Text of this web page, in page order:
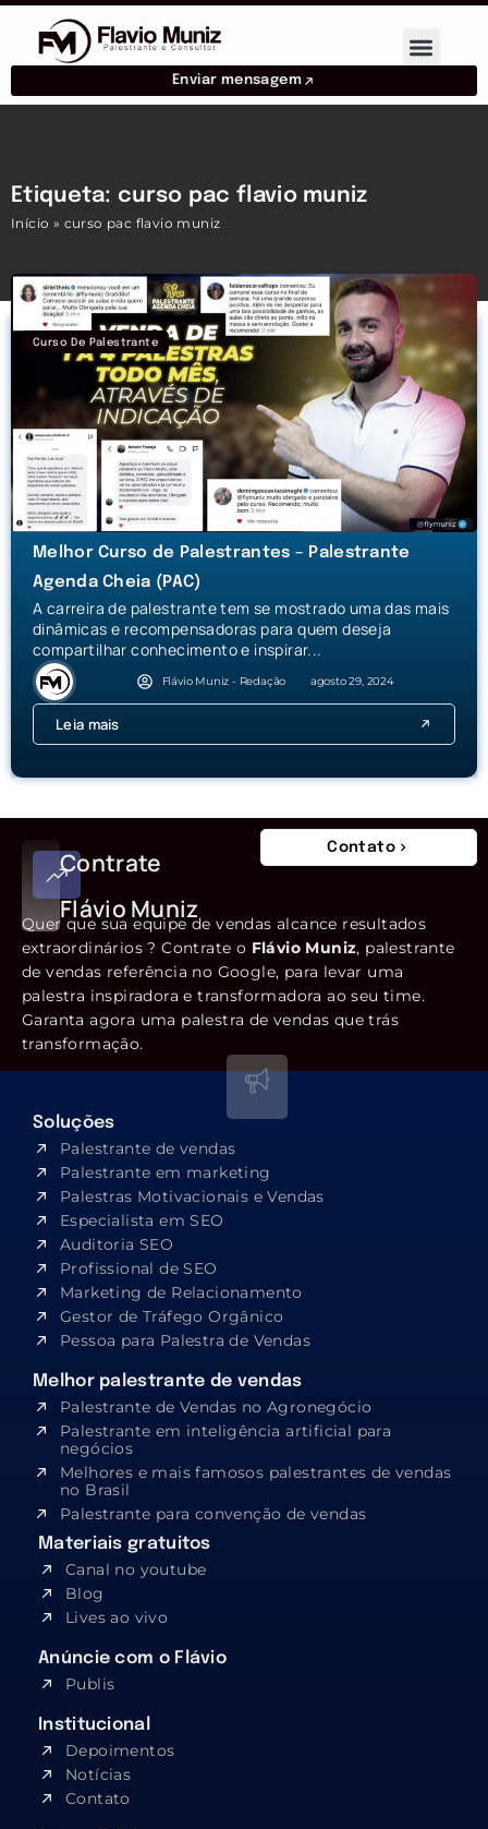
Enviar mensagem
Etiqueta: curso pac flavio muniz
Início » curso pac flavio muniz
Curso De Palestrante
Melhor Curso de Palestrantes – Palestrante
Agenda Cheia (PAC)
A carreira de palestrante tem se mostrado uma das mais
dinâmicas e recompensadoras para quem deseja
compartilhar conhecimento e inspirar...
Flávio Muniz - Redação agosto 29, 2024
Leia mais
Contrate
Flávio Muniz
Contato
Quer que sua equipe de vendas alcance resultados
extraordinários ? Contrate o Flávio Muniz, palestrante
de vendas referência no Google, para levar uma
palestra inspiradora e transformadora ao seu time.
Garanta agora uma palestra de vendas que trás
transformação.
Soluções
Palestrante de vendas
Palestrante em marketing
Palestras Motivacionais e Vendas
Especialista em SEO​
Auditoria SEO
Profissional de SEO
Marketing de Relacionamento
Gestor de Tráfego Orgânico
Pessoa para Palestra de Vendas
Melhor palestrante de vendas
Palestrante de Vendas no Agronegócio
Palestrante em inteligência artificial para
negócios
Melhores e mais famosos palestrantes de vendas
no Brasil
Palestrante para convenção de vendas
Materiais gratuitos
Canal no youtube
Blog
Lives ao vivo
Anúncie com o Flávio
Publis
Institucional
Depoimentos
Notícias
Contato